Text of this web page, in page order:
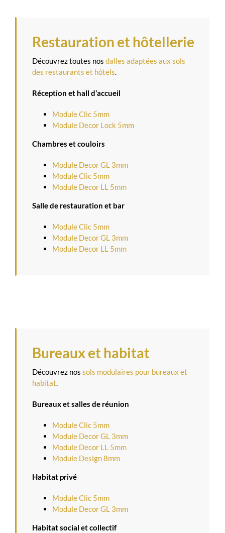
Restauration et hôtellerie
Découvrez toutes nos dalles adaptées aux sols
des restaurants et hôtels.
Réception et hall d’accueil
Module Clic 5mm
Module Decor Lock 5mm
Chambres et couloirs
Module Decor GL 3mm
Module Clic 5mm
Module Decor LL 5mm
Salle de restauration et bar
Module Clic 5mm
Module Decor GL 3mm
Module Decor LL 5mm
Bureaux et habitat
Découvrez nos sols modulaires pour bureaux et
habitat.
Bureaux et salles de réunion
Module Clic 5mm
Module Decor GL 3mm
Module Decor LL 5mm
Module Design 8mm
Habitat privé
Module Clic 5mm
Module Decor GL 3mm
Habitat social et collectif